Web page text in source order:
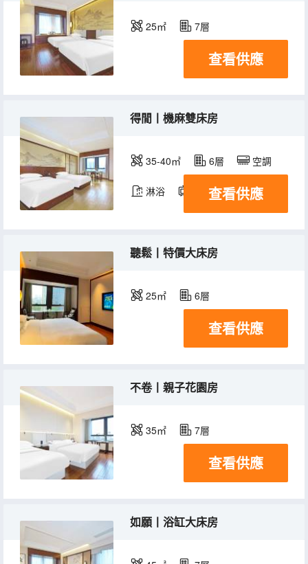
25㎡ 7層
查看供應
得閒丨機麻雙床房
35-40㎡ 6層 空調
淋浴 電視機
查看供應
聽鬆丨特價大床房
25㎡ 6層
查看供應
不卷丨親子花園房
35㎡ 7層
查看供應
如願丨浴缸大床房